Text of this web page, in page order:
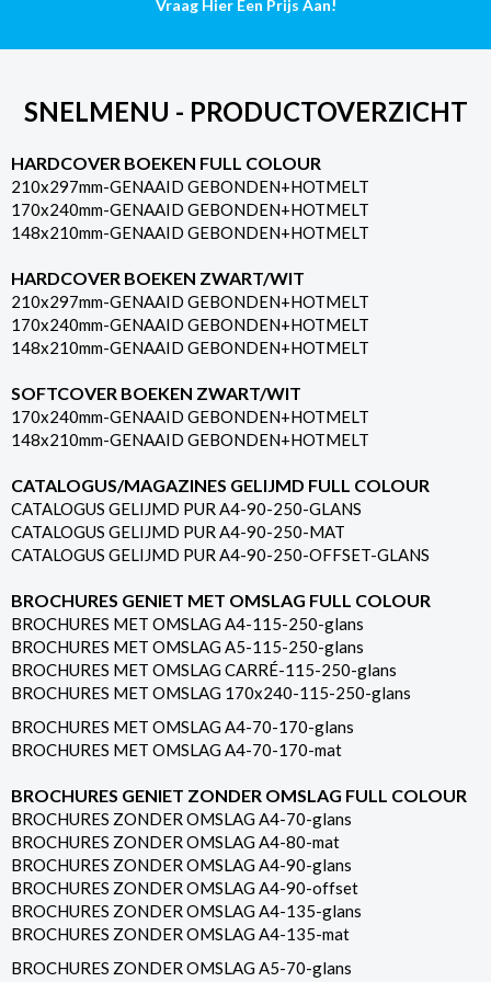
Vraag Hier Een Prijs Aan!
SNELMENU - PRODUCTOVERZICHT
HARDCOVER BOEKEN FULL COLOUR
210x297mm-GENAAID GEBONDEN+HOTMELT
170x240mm-GENAAID GEBONDEN+HOTMELT
148x210mm-GENAAID GEBONDEN+HOTMELT
HARDCOVER BOEKEN ZWART/WIT
210x297mm-GENAAID GEBONDEN+HOTMELT
170x240mm-GENAAID GEBONDEN+HOTMELT
148x210mm-GENAAID GEBONDEN+HOTMELT
SOFTCOVER BOEKEN ZWART/WIT
170x240mm-GENAAID GEBONDEN+HOTMELT
148x210mm-GENAAID GEBONDEN+HOTMELT
CATALOGUS/MAGAZINES GELIJMD FULL COLOUR
CATALOGUS GELIJMD PUR A4-90-250-GLANS
CATALOGUS GELIJMD PUR A4-90-250-MAT
CATALOGUS GELIJMD PUR A4-90-250-OFFSET-GLANS
BROCHURES GENIET MET OMSLAG FULL COLOUR
BROCHURES MET OMSLAG A4-115-250-glans
BROCHURES MET OMSLAG A5-115-250-glans
BROCHURES MET OMSLAG CARRÉ-115-250-glans
BROCHURES MET OMSLAG 170x240-115-250-glans
BROCHURES MET OMSLAG A4-70-170-glans
BROCHURES MET OMSLAG A4-70-170-mat
BROCHURES GENIET ZONDER OMSLAG FULL COLOUR
BROCHURES ZONDER OMSLAG A4-70-glans
BROCHURES ZONDER OMSLAG A4-80-mat
BROCHURES ZONDER OMSLAG A4-90-glans
BROCHURES ZONDER OMSLAG A4-90-offset
BROCHURES ZONDER OMSLAG A4-135-glans
BROCHURES ZONDER OMSLAG A4-135-mat
BROCHURES ZONDER OMSLAG A5-70-glans